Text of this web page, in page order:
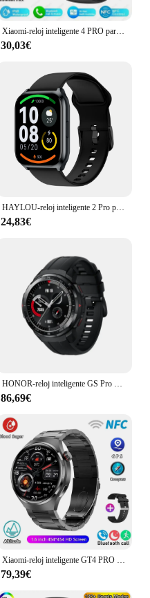
Xiaomi-reloj inteligente 4 PRO para hombre, SmartWatch deportivo con Pantalla AMOLED HD, Bluetooth, llamadas, GPS, NFC, control del ritmo cardíaco, novedad de 2024
30,03€
HAYLOU-reloj inteligente 2 Pro para hombre, pulsera con pantalla grande de 1,85 pulgadas, 100 modos de entrenamiento, control del ritmo cardíaco, LS02 Pro
24,83€
86,69€
79,39€